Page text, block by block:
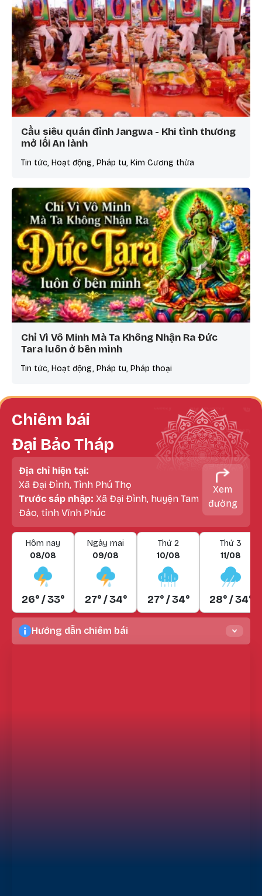
Cầu siêu quán đỉnh Jangwa - Khi tình thương
mở lối An lành
Tin tức, Hoạt động, Pháp tu, Kim Cương thừa
Chỉ Vì Vô Minh Mà Ta Không Nhận Ra Đức
Tara luôn ở bên mình
Tin tức, Hoạt động, Pháp tu, Pháp thoại
Chiêm bái
Đại Bảo Tháp
Địa chỉ hiện tại:
Xã Đại Đình, Tình Phú Thọ
Trước sáp nhập: Xã Đại Đình, huyện Tam
Đảo, tỉnh Vĩnh Phúc
Xem
đường
Hôm nay
08/08
26° / 33°
Ngày mai
09/08
27° / 34°
Thứ 2
10/08
27° / 34°
Thứ 3
11/08
28° / 34°
Hướng dẫn chiêm bái